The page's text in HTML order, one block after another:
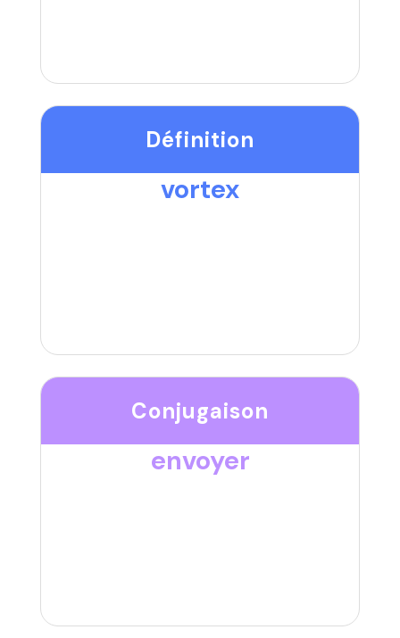
Définition
vortex
Conjugaison
envoyer